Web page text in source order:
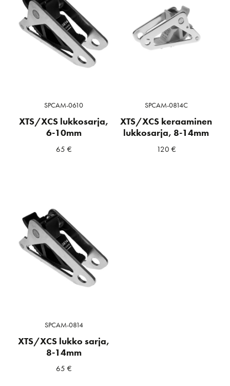
SPCAM-0610
XTS/XCS lukkosarja,
6-10mm
65 €
SPCAM-0814C
XTS/XCS keraaminen
lukkosarja, 8-14mm
120 €
SPCAM-0814
XTS/XCS lukko sarja,
8-14mm
65 €